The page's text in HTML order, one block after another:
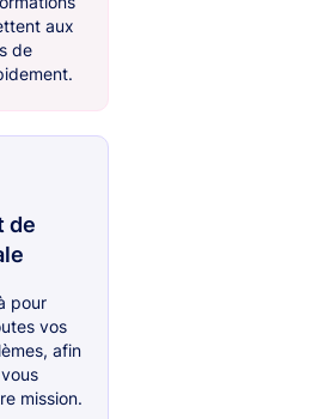
aux
de
de
pour
vos
afin
mission.